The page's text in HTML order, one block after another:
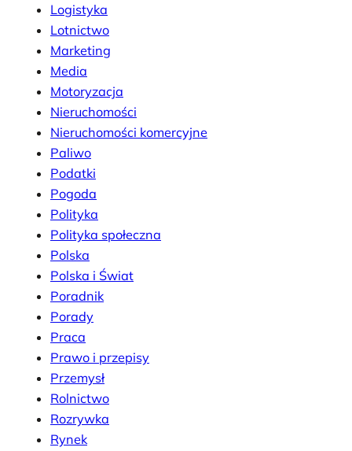
Logistyka
Lotnictwo
Marketing
Media
Motoryzacja
Nieruchomości
Nieruchomości komercyjne
Paliwo
Podatki
Pogoda
Polityka
Polityka społeczna
Polska
Polska i Świat
Poradnik
Porady
Praca
Prawo i przepisy
Przemysł
Rolnictwo
Rozrywka
Rynek